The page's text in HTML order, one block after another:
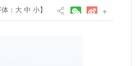
体： 大 中 小】